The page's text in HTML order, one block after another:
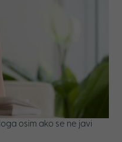
osim ako se ne javi